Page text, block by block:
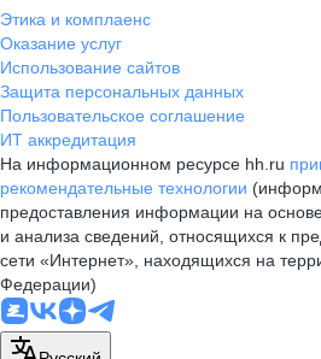
Этика и комплаенс
Оказание услуг
Использование сайтов
Защита персональных данных
Пользовательское соглашение
ИТ аккредитация
На информационном ресурсе hh.ru
рекомендательные технологии
предоставления информации на
и анализа сведений, относящихся к
сети «Интернет», находящихся на
Федерации)